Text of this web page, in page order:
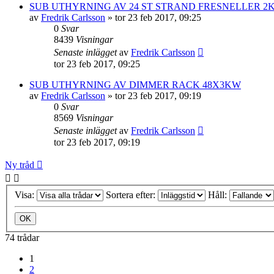
SUB UTHYRNING AV 24 ST STRAND FRESNELLER
av Fredrik Carlsson » tor 23 feb 2017, 09:25
0 Svar
8439 Visningar
Senaste inläggetav Fredrik Carlsson
tor 23 feb 2017, 09:25
SUB UTHYRNING AV DIMMER RACK 48X3KW
av Fredrik Carlsson » tor 23 feb 2017, 09:19
0 Svar
8569 Visningar
Senaste inläggetav Fredrik Carlsson
tor 23 feb 2017, 09:19
Ny tråd
Visa: Sortera efter: Håll:
74 trådar
1
2